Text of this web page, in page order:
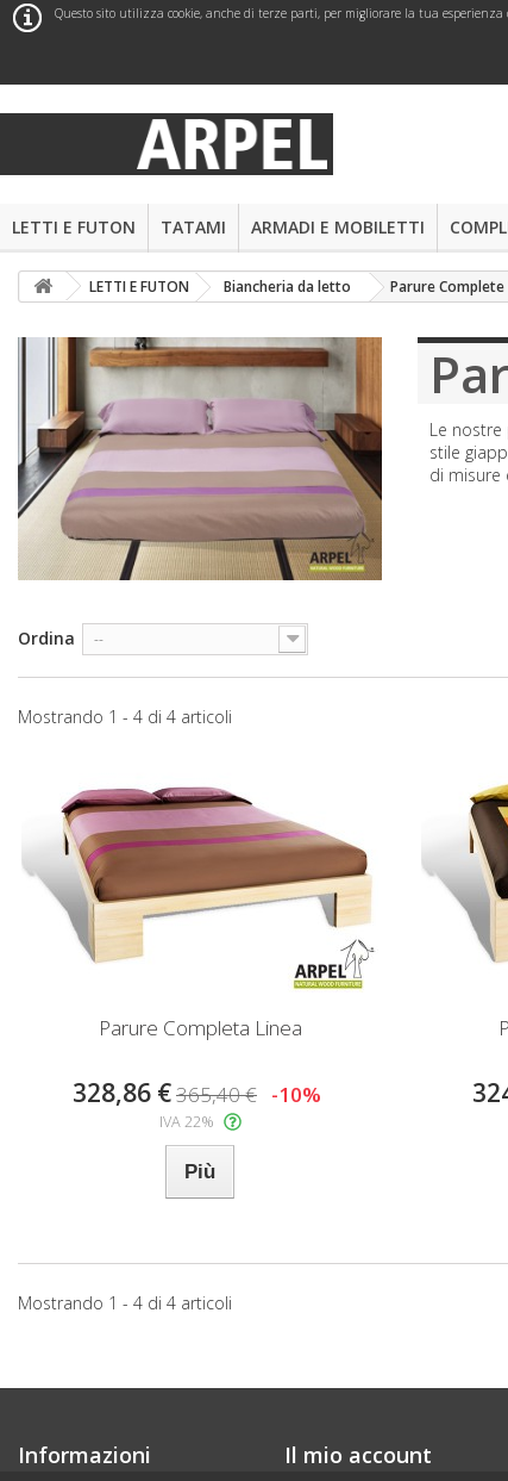
Questo sito utilizza cookie, anche di terze parti, per migliorare la tua
LETTI E FUTON TATAMI ARMADI E MOBILETTI
LETTI E FUTON Biancheria da letto Parure Complete
Le
stile
di misure
Ordina --
Mostrando 1 - 4 di 4 articoli
Parure Completa Linea
328,86 €365,40 € -10%
IVA 22%
Più
Mostrando 1 - 4 di 4 articoli
Informazioni Il mio account